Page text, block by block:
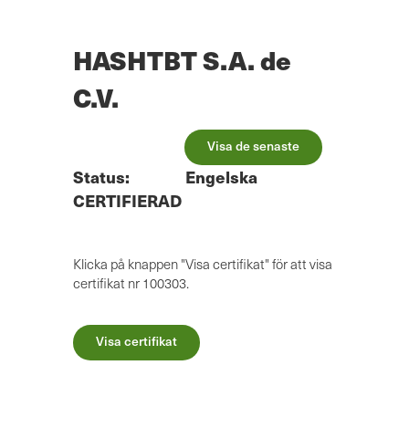
HASHTBT S.A. de
C.V.
Visa de senaste
Status:
CERTIFIERAD
Engelska
Klicka på knappen "Visa certifikat" för att visa
certifikat nr 100303.
Visa certifikat